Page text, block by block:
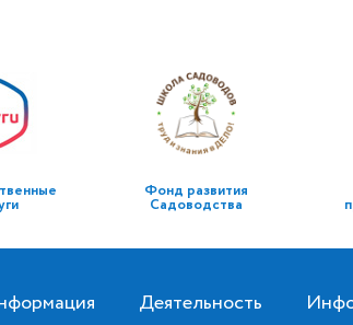
Фонд развития
Садоводства
Деятельность